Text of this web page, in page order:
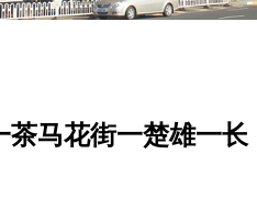
马花街一楚雄一长